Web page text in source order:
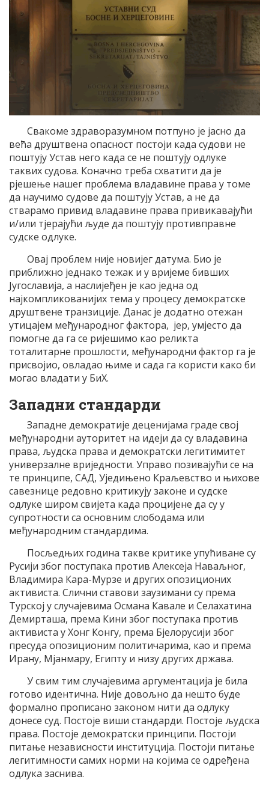
Свакоме здраворазумном потпуно је јасно да
већа друштвена опасност постоји када судови не
поштују Устав него када се не поштују одлуке
таквих судова. Коначно треба схватити да је
рјешење нашег проблема владавине права у томе
да научимо судове да поштују Устав, а не да
стварамо привид владавине права привикавајући
и/или тјерајући људе да поштују противправне
судске одлуке.
Овај проблем није новијег датума. Био је
приближно једнако тежак и у вријеме бивших
Југославија, а наслијеђен је као једна од
најкомпликованијих тема у процесу демократске
друштвене транзиције. Данас је додатно отежан
утицајем међународног фактора, јер, умјесто да
помогне да га се ријешимо као реликта
тоталитарне прошлости, међународни фактор га је
присвојио, овладао њиме и сада га користи како би
могао владати у БиХ.
Западни стандарди
Западне демократије деценијама граде свој
међународни ауторитет на идеји да су владавина
права, људска права и демократски легитимитет
универзалне вриједности. Управо позивајући се на
те принципе, САД, Уједињено Краљевство и њихове
савезнице редовно критикују законе и судске
одлуке широм свијета када процијене да су у
супротности са основним слободама или
међународним стандардима.
Посљедњих година такве критике упућиване су
Русији због поступака против Алексеја Наваљног,
Владимира Кара-Мурзе и других опозиционих
активиста. Слични ставови заузимани су према
Турској у случајевима Османа Кавале и Селахатина
Демирташа, према Кини због поступака против
активиста у Хонг Конгу, према Бјелорусији због
пресуда опозиционим политичарима, као и према
Ирану, Мјанмару, Египту и низу других држава.
У свим тим случајевима аргументација је била
готово идентична. Није довољно да нешто буде
формално прописано законом нити да одлуку
донесе суд. Постоје виши стандарди. Постоје људска
права. Постоје демократски принципи. Постоји
питање независности институција. Постоји питање
легитимности самих норми на којима се одређена
одлука заснива.